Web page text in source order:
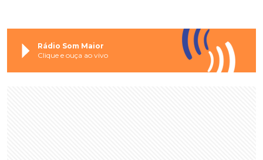
Rádio Som Maior
Clique e ouça ao vivo